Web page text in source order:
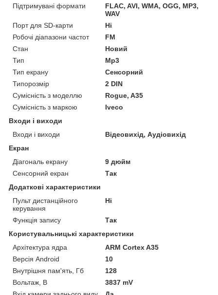
Підтримувані формати
FLAC, AVI, WMA, OGG, MP3,
WAV
Порт для SD-карти
Ні
Робочі діапазони частот
FM
Стан
Новий
Тип
Mp3
Тип екрану
Сенсорний
Типорозмір
2 DIN
Сумісність з моделлю
Rogue, A35
Сумісність з маркою
Iveco
Входи і виходи
Входи і виходи
Відеовихід, Аудіовихід
Екран
Діагональ екрану
9 дюйм
Сенсорний екран
Так
Додаткові характеристики
Пульт дистанційного
керування
Ні
Функція запису
Так
Користувальницькі характеристики
Архітектура ядра
ARM Cortex A35
Версія Android
10
Внутрішня пам'ять, Гб
128
Вольтаж, В
3837 mV